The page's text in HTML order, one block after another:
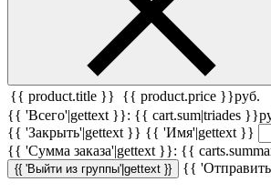
{{ product.title }} {{ product.price }}руб.
{{ 'Всего'|gettext }}: {{ cart.sum|triades }}
{{ 'Закрыть'|gettext }} {{ 'Имя'|gettext }}
{{ 'Cумма заказа'|gettext }}: {{
{{ 'Выйти из группы'|gettext }} {{ 'Отправить